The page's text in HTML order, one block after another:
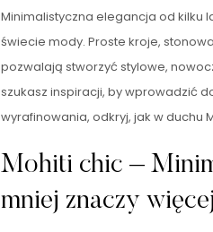
Minimalistyczna elegancja od kilku
świecie mody. Proste kroje,
pozwalają stworzyć stylowe,
szukasz inspiracji, by wprowadzić
wyrafinowania, odkryj, jak w duchu
Mohiti chic –
mniej znaczy więcej